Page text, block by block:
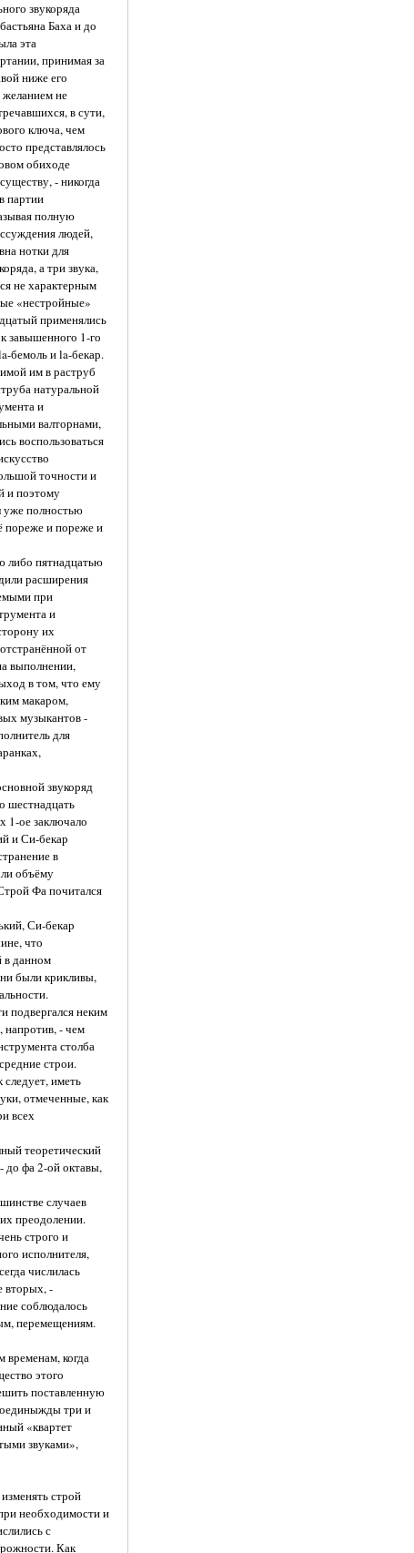
звукоряда
Баха и до
эта
принимая за
ниже его
желанием не
в сути,
ключа, чем
представлялось
обиходе
- никогда
партии
полную
людей,
нотки для
а три звука,
не характерным
«нестройные»
применялись
завышенного 1-го
бемоль и la-бекар.
им в раструб
натуральной
и
валторнами,
воспользоваться
точности и
и поэтому
уже полностью
пореже и пореже и
либо пятнадцатью
расширения
при
и
их
от
выполнении,
в том, что ему
макаром,
музыкантов -
для
звукоряд
шестнадцать
1-ое заключало
и Си-бекар
в
объёму
Фа почитался
Си-бекар
что
в данном
были крикливы,
подвергался неким
напротив, - чем
столба
строи.
иметь
отмеченные, как
всех
теоретический
до фа 2-ой октавы,
случаев
преодолении.
строго и
исполнителя,
числилась
вторых, -
соблюдалось
перемещениям.
временам, когда
этого
поставленную
три и
«квартет
звуками»,
строй
необходимости и
с
Как